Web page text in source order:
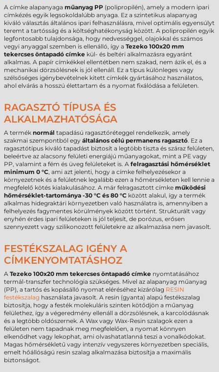
A címke alapanyaga műanyag PP (polipropilén), amely a modern ipari
címkézés egyik legsokoldalúbb anyaga. Ez a szintetikus alapanyag
kiváló választás általános ipari felhasználásra, mivel optimális egyensúlyt
teremt a tartósság és a költséghatékonyság között. A polipropilén egyik
legfontosabb tulajdonsága, hogy nedvességgel, olajokkal és számos
vegyi anyaggal szemben is ellenálló, így a Tezeko 100x20 mm
tekercses öntapadó címke kül- és beltéri alkalmazásra egyaránt
alkalmas. A papír címkékkel ellentétben nem szakad, nem ázik el, és a
mechanikai dörzsölésnek is jól ellenáll. Ez a típus különleges vagy
szélsőséges igénybevételnek kitett címkék gyártásához használatos,
ahol elvárás a hosszú élettartam és a nyomat fixálódása a felületen.
RAGASZTÓ TÍPUSA ÉS
ALKALMAZHATÓSÁGA
A termék normál tapadású ragasztóréteggel rendelkezik, amely
szakmai szempontból egy általános célú permanens ragasztó. Ez a
ragasztótípus kiváló tapadást biztosít a legtöbb tiszta és száraz felületen,
beleértve az alacsony felületi energiájú műanyagokat, mint a PE vagy
PP, valamint a fém és üveg felületeket is. A felragasztási hőmérséklet
minimum 0 °C, ami azt jelenti, hogy a címke felhelyezésekor a
környezetnek és a felületnek legalább ezen a hőmérsékleten kell lennie a
megfelelő kötés kialakulásához. A már felragasztott címke működési
hőmérséklet-tartománya -30 °C és 80 °C között alakul, így a termék
alkalmas hidegraktári környezetben való használatra is, amennyiben a
felhelyezés fagymentes körülmények között történt. Strukturált vagy
enyhén érdes ipari felületeken is jól teljesít, de porózus, erősen
szennyezett vagy szilikonozott felületekre az alkalmazása nem javasolt.
FESTÉKSZALAG IGÉNY A
CÍMKENYOMTATÁSHOZ
A Tezeko 100x20 mm tekercses öntapadó címke nyomtatásához
termál-transzfer technológia szükséges. Mivel az alapanyag műanyag
(PP), a tartós és kopásálló nyomat eléréséhez kizárólag RESIN
festékszalag használata javasolt. A resin (gyanta) alapú festékszalag
biztosítja, hogy a festék molekuláris szinten kötődjön a műanyag
felülethez, így a végeredmény ellenáll a dörzsölésnek, a karcolódásnak
és a legtöbb oldószernek. A Wax vagy Wax-Resin szalagok ezen a
felületen nem tapadnak meg megfelelően, a nyomat könnyen
elkenődhet vagy lekophat, ami olvashatatlanná teszi a vonalkódokat.
Magas hőmérsékletű vagy intenzív vegyszeres környezetben speciális,
emelt hőállóságú resin szalag alkalmazása biztosítja a maximális
biztonságot.